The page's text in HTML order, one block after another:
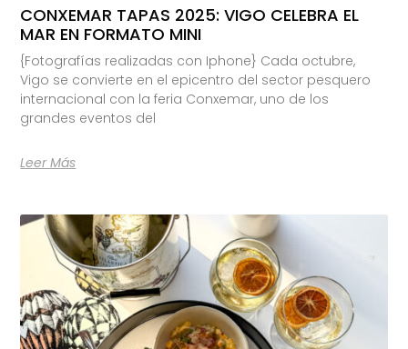
CONXEMAR TAPAS 2025: VIGO CELEBRA EL
MAR EN FORMATO MINI
{Fotografías realizadas con Iphone} Cada octubre,
Vigo se convierte en el epicentro del sector pesquero
internacional con la feria Conxemar, uno de los
grandes eventos del
Leer Más